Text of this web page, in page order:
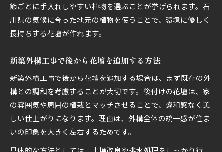
節ごとに手入れしやすい植物を選ぶことが挙げられます。石
川県の気候に合った地元の植物を使うことで、環境に優しく
長持ちする花壇が作れます。
新築外構工事で後から花壇を追加する方法
新築外構工事で後から花壇を追加する場合は、まず既存の外
構との調和を考慮することが大切です。後付けの花壇は、家
の雰囲気や周囲の植栽とマッチさせることで、違和感なく美
しい仕上がりになります。理由は、外構全体の統一感が住ま
いの印象を大きく左右するためです。
具体的な方法としては、土壌改良や排水処理をしっかり行